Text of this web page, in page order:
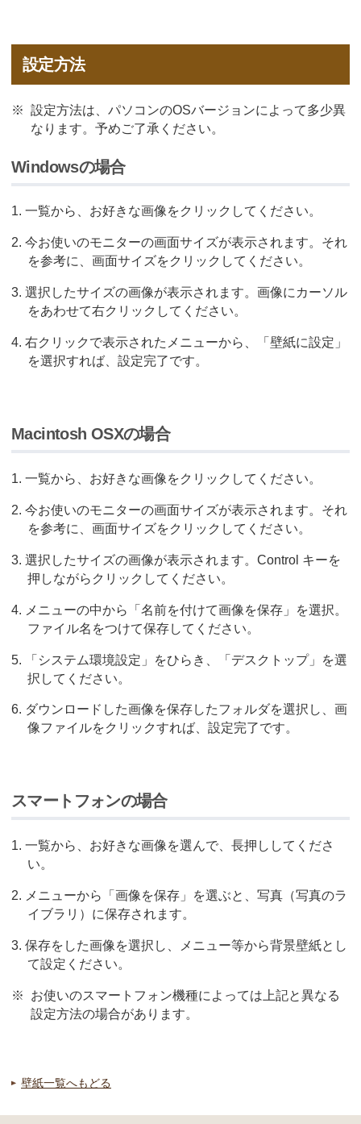
設定方法
※ 設定方法は、パソコンのOSバージョンによって多少異
なります。予めご了承ください。
Windowsの場合
一覧から、お好きな画像をクリックしてください。
今お使いのモニターの画面サイズが表示されます。それ
を参考に、画面サイズをクリックしてください。
選択したサイズの画像が表示されます。画像にカーソル
をあわせて右クリックしてください。
右クリックで表示されたメニューから、「壁紙に設定」
を選択すれば、設定完了です。
Macintosh OSXの場合
一覧から、お好きな画像をクリックしてください。
今お使いのモニターの画面サイズが表示されます。それ
を参考に、画面サイズをクリックしてください。
選択したサイズの画像が表示されます。Control キーを
押しながらクリックしてください。
メニューの中から「名前を付けて画像を保存」を選択。
ファイル名をつけて保存してください。
「システム環境設定」をひらき、「デスクトップ」を選
択してください。
ダウンロードした画像を保存したフォルダを選択し、画
像ファイルをクリックすれば、設定完了です。
スマートフォンの場合
一覧から、お好きな画像を選んで、長押ししてくださ
い。
メニューから「画像を保存」を選ぶと、写真（写真のラ
イブラリ）に保存されます。
保存をした画像を選択し、メニュー等から背景壁紙とし
て設定ください。
※
お使いのスマートフォン機種によっては上記と異なる
設定方法の場合があります。
壁紙一覧へもどる